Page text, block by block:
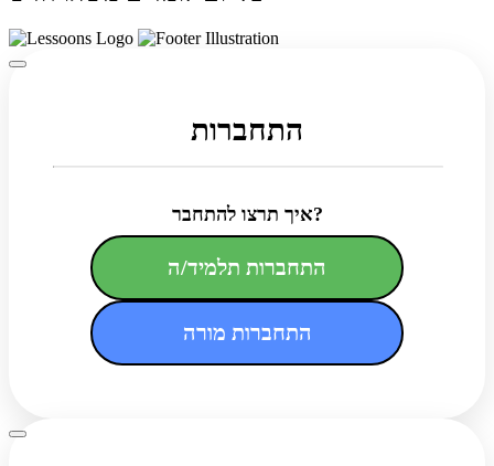
התחברות
איך תרצו להתחבר?
התחברות תלמיד/ה
התחברות מורה